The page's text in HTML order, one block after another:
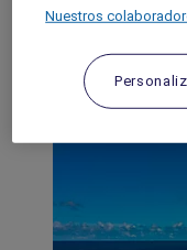
World
Brazil
Bahia
Salvador
Nuestros